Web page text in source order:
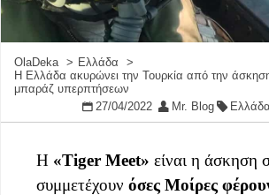
OlaDeka
Ελλάδα
Η Ελλάδα ακυρώνει την Τουρκία από την
μπαράζ υπερπτήσεων
27/04/2022
Mr. Blog Ελλάδα
Η «Tiger Meet» είναι η άσκηση
συμμετέχουν όσες Μοίρες